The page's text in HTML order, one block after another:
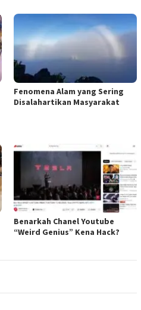
Fenomena Alam yang Sering
Disalahartikan Masyarakat
Benarkah Chanel Youtube
“Weird Genius” Kena Hack?